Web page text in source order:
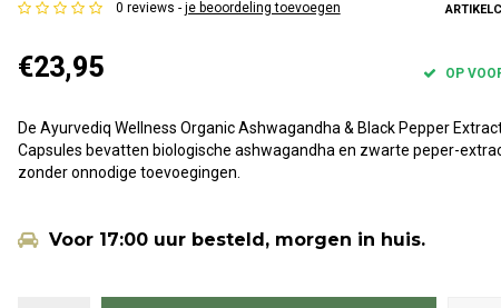
0 reviews - je beoordeling toevoegen
€23,95 OP
De Ayurvediq Wellness Organic Ashwagandha & Black Pepper
Capsules bevatten biologische ashwagandha en zwarte peper-
zonder onnodige toevoegingen.
Voor 17:00 uur besteld, morgen in huis.